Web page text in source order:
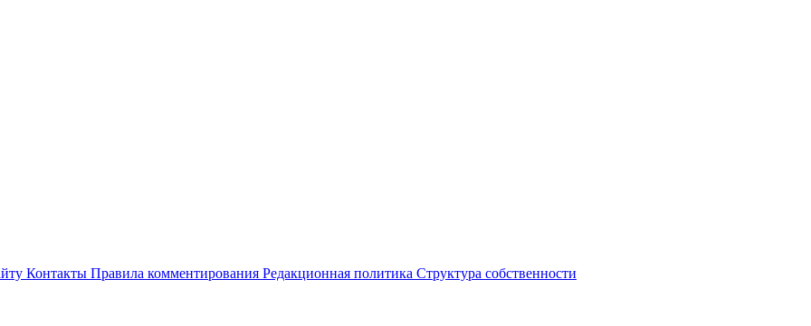
Контакты Правила комментирования Редакционная политика Структура собственности